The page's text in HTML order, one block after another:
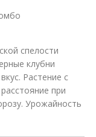
спелости
клубни
Растение с
при
Урожайность